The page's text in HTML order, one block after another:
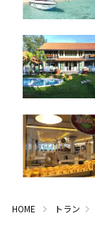
HOME トラン